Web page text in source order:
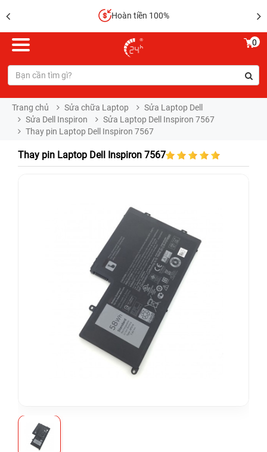
Hoàn tiền 100%
0
Trang chủ Sửa chữa Laptop
Sửa Laptop Dell
Sửa Dell Inspiron
Sửa Laptop Dell Inspiron 7567
Thay pin Laptop Dell Inspiron 7567
Thay pin Laptop Dell Inspiron 7567